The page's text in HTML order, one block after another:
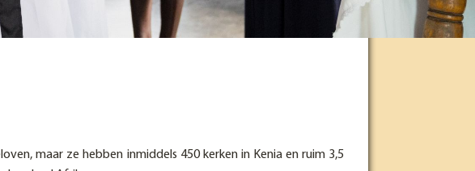
maar ze hebben inmiddels 450 kerken in Kenia en ruim 3,5